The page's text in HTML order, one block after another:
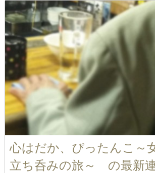
心はだか、ぴったんこ～
立ち呑みの旅～ の最新